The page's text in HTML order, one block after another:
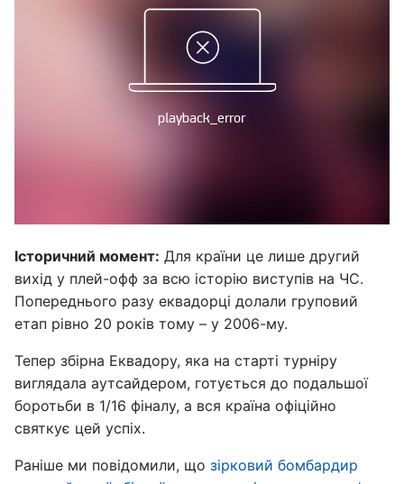
Історичний момент: Для країни це лише другий
вихід у плей-офф за всю історію виступів на ЧС.
Попереднього разу еквадорці долали груповий
етап рівно 20 років тому – у 2006-му.
Тепер збірна Еквадору, яка на старті турніру
виглядала аутсайдером, готується до подальшої
боротьби в 1/16 фіналу, а вся країна офіційно
святкує цей успіх.
Раніше ми повідомили, що зірковий бомбардир